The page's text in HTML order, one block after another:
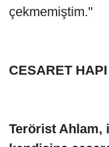
çekmemiştim."
CESARET
Terörist Ahlam,